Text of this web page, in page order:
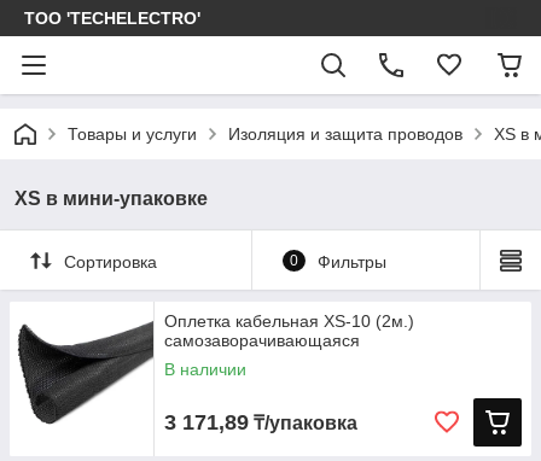
ТОО 'TECHELECTRO'
Товары и услуги Изоляция и защита проводов XS в
XS в мини-упаковке
Сортировка 0 Фильтры
Оплетка кабельная XS-10 (2м.)
самозаворачивающаяся
В наличии
3 171,89 ₸/упаковка